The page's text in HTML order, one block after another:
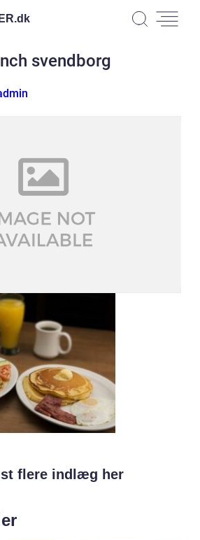
dk
svendborg
flere indlæg her